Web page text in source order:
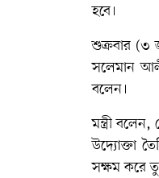
হবে।
শুক্রবার (৩
সলেমান
বলেন।
মন্ত্রী
উদ্যোক্তা
সক্ষম করে